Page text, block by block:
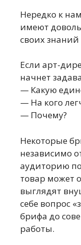
Нередко к
имеют
своих
Если арт-
начнет
— Какую
— На кого
— Почему?
Некоторые
независимо
аудиторию
товар может
выглядят
себе вопрос
брифа до
работы.